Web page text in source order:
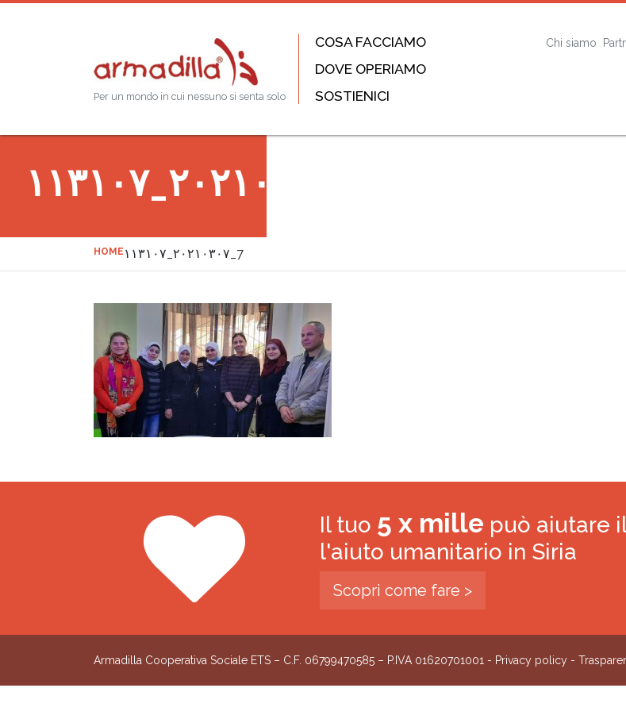
Per un mondo in cui nessuno si senta solo
COSA FACCIAMO
DOVE OPERIAMO
SOSTIENICI
Chi siamo
HOME ٢٠٢١٠٣٠٧_١١٣١٠٧_7
Il tuo 5 x mille può aiutare
l'aiuto umanitario in Siria
Scopri come fare >
Armadilla Cooperativa Sociale ETS – C.F. 06799470585 – P.IVA 01620701001 - Privacy policy -